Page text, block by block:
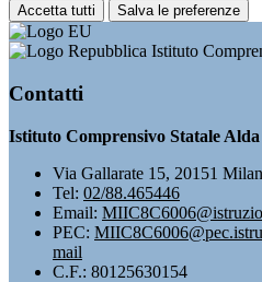
Accetta tutti Salva le preferenze
Istituto
Contatti
Istituto Comprensivo Statale
Via Gallarate 15, 20151
Tel: 02/88.465446
Email:
PEC:
mail
C.F.: 80125630154